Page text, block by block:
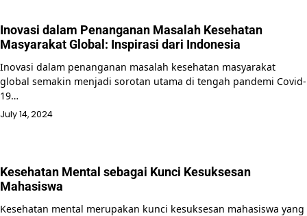
Inovasi dalam Penanganan Masalah Kesehatan
Masyarakat Global: Inspirasi dari Indonesia
Inovasi dalam penanganan masalah kesehatan masyarakat
global semakin menjadi sorotan utama di tengah pandemi Covid-
19…
July 14, 2024
Kesehatan Mental sebagai Kunci Kesuksesan
Mahasiswa
Kesehatan mental merupakan kunci kesuksesan mahasiswa yang